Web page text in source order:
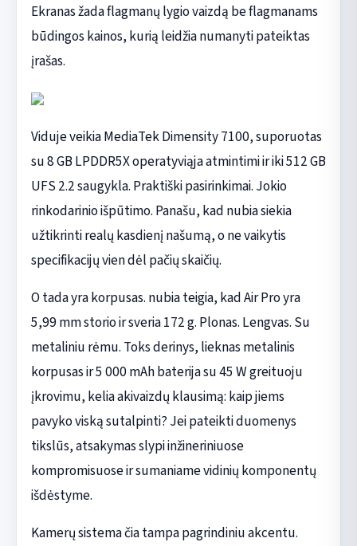
Ekranas žada flagmanų lygio vaizdą be flagmanams
būdingos kainos, kurią leidžia numanyti pateiktas
įrašas.
Viduje veikia MediaTek Dimensity 7100, suporuotas
su 8 GB LPDDR5X operatyviąja atmintimi ir iki 512 GB
UFS 2.2 saugykla. Praktiški pasirinkimai. Jokio
rinkodarinio išpūtimo. Panašu, kad nubia siekia
užtikrinti realų kasdienį našumą, o ne vaikytis
specifikacijų vien dėl pačių skaičių.
O tada yra korpusas. nubia teigia, kad Air Pro yra
5,99 mm storio ir sveria 172 g. Plonas. Lengvas. Su
metaliniu rėmu. Toks derinys, lieknas metalinis
korpusas ir 5 000 mAh baterija su 45 W greituoju
įkrovimu, kelia akivaizdų klausimą: kaip jiems
pavyko viską sutalpinti? Jei pateikti duomenys
tikslūs, atsakymas slypi inžineriniuose
kompromisuose ir sumaniame vidinių komponentų
išdėstyme.
Kamerų sistema čia tampa pagrindiniu akcentu.